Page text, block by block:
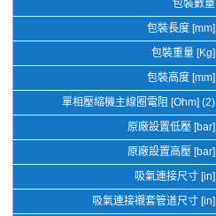
包裝數量
包裝長度 [mm]
包裝重量 [Kg]
包裝高度 [mm]
單相壓縮機主線圈電阻 [Ohm] (2)
原廠設置低壓 [bar]
原廠設置高壓 [bar]
吸氣連接尺寸 [in]
吸氣連接襯套管道尺寸 [in]